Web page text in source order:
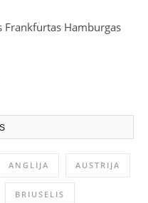
Frankfurtas Hamburgas
ANGLIJA AUSTRIJA
BRIUSELIS